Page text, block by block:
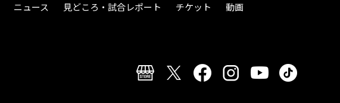
ニュース 見どころ・試合レポート チケット
動画